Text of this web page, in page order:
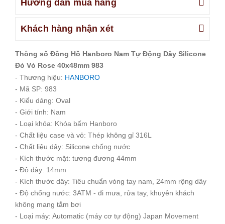
Hướng dẫn mua hàng
Khách hàng nhận xét
Thông số Đồng Hồ Hanboro Nam Tự Động Dây Silicone
Đỏ Vỏ Rose 40x48mm 983
- Thương hiệu: HANBORO
- Mã SP: 983
- Kiểu dáng: Oval
- Giới tính: Nam
- Loại khóa: Khóa bấm Hanboro
- Chất liệu case và vỏ: Thép không gỉ 316L
- Chất liệu dây: Silicone chống nước
- Kích thước mặt: tương đương 44mm
- Độ dày: 14mm
- Kích thước dây: Tiêu chuẩn vòng tay nam, 24mm rộng dây
- Độ chống nước: 3ATM - đi mưa, rửa tay, khuyên khách
không mang tắm bơi
- Loại máy: Automatic (máy cơ tự động) Japan Movement